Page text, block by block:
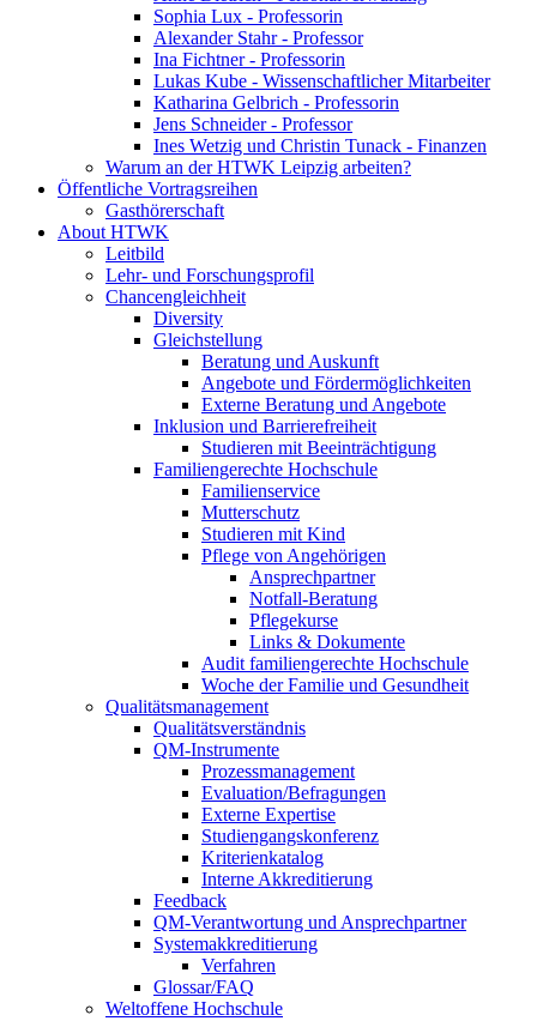
Sophia Lux - Professorin
Alexander Stahr - Professor
Ina Fichtner - Professorin
Lukas Kube - Wissenschaftlicher Mitarbeiter
Katharina Gelbrich - Professorin
Jens Schneider - Professor
Ines Wetzig und Christin Tunack - Finanzen
Warum an der HTWK Leipzig arbeiten?
Öffentliche Vortragsreihen
Gasthörerschaft
About HTWK
Leitbild
Lehr- und Forschungsprofil
Chancengleichheit
Diversity
Gleichstellung
Beratung und Auskunft
Angebote und Fördermöglichkeiten
Externe Beratung und Angebote
Inklusion und Barrierefreiheit
Studieren mit Beeinträchtigung
Familiengerechte Hochschule
Familienservice
Mutterschutz
Studieren mit Kind
Pflege von Angehörigen
Ansprechpartner
Notfall-Beratung
Pflegekurse
Links & Dokumente
Audit familiengerechte Hochschule
Woche der Familie und Gesundheit
Qualitätsmanagement
Qualitätsverständnis
QM-Instrumente
Prozessmanagement
Evaluation/Befragungen
Externe Expertise
Studiengangskonferenz
Kriterienkatalog
Interne Akkreditierung
Feedback
QM-Verantwortung und Ansprechpartner
Systemakkreditierung
Verfahren
Glossar/FAQ
Weltoffene Hochschule